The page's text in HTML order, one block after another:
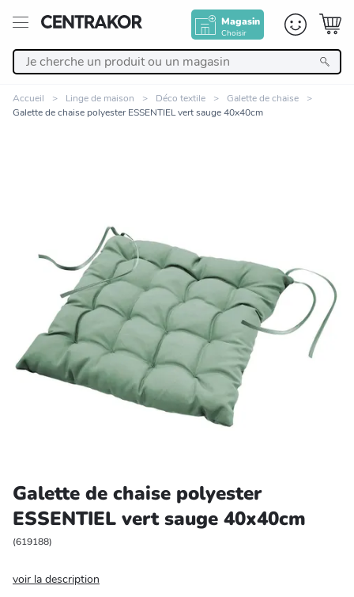
Magasin
Choisir
Meuble
Cuisine et art de la table
Salle de bain et beauté
Entretien et rangement
Bricolage et auto
Jardin et plein air
Accueil Linge de maison Déco textile
Galette de chaise
Galette de chaise polyester ESSENTIEL vert sauge 40x40cm
Zoomer sur l'image
Galette de chaise polyester
ESSENTIEL vert sauge 40x40cm
(619188)
voir la description